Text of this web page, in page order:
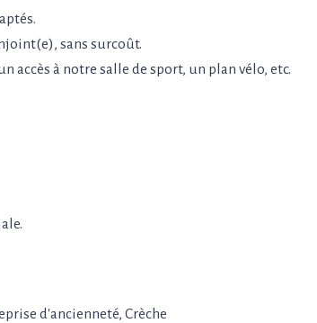
sans surcoût.
accès à notre salle de sport, un plan vélo, etc.
d'ancienneté, Crèche